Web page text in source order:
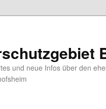
und neue Infos über den